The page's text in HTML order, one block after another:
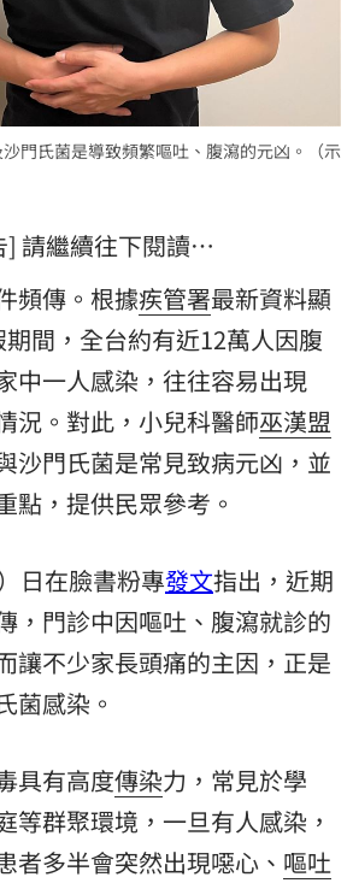
門氏菌是導致頻繁嘔吐、腹瀉的元凶。（示
] 請繼續往下閱讀…
頻傳。根據疾管署最新資料顯
間，全台約有近12萬人因腹
中一人感染，往往容易出現
況。對此，小兒科醫師巫漢盟
沙門氏菌是常見致病元凶，並
點，提供民眾參考。
日在臉書粉專發文指出，近期
，門診中因嘔吐、腹瀉就診的
讓不少家長頭痛的主因，正是
菌感染。
具有高度傳染力，常見於學
等群聚環境，一旦有人感染，
者多半會突然出現噁心、 嘔吐